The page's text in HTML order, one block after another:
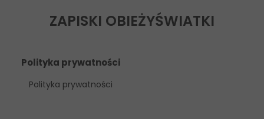
ZAPISKI OBIEŻYŚWIATKI
Polityka prywatności
Polityka prywatności